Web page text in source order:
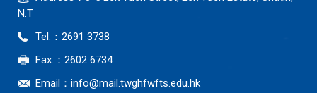
N.T
Tel.：2691 3738
Fax.：2602 6734
Email： info@mail.twghfwfts.edu.hk